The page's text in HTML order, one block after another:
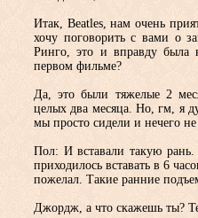
Итак, Beatles, нам очень
хочу поговорить с вами о
Ринго, это и вправду была
первом фильме?
Да, это были тяжелые 2
целых два месяца. Но, гм, я
мы просто сидели и нечего
Пол: И вставали такую
приходилось вставать в 6
пожелал. Такие ранние
Джордж, а что скажешь ты?